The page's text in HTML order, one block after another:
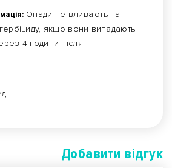
Опади не вливають на
гербіциду, якщо вони випадають
4 години після
Добавити вiдгук